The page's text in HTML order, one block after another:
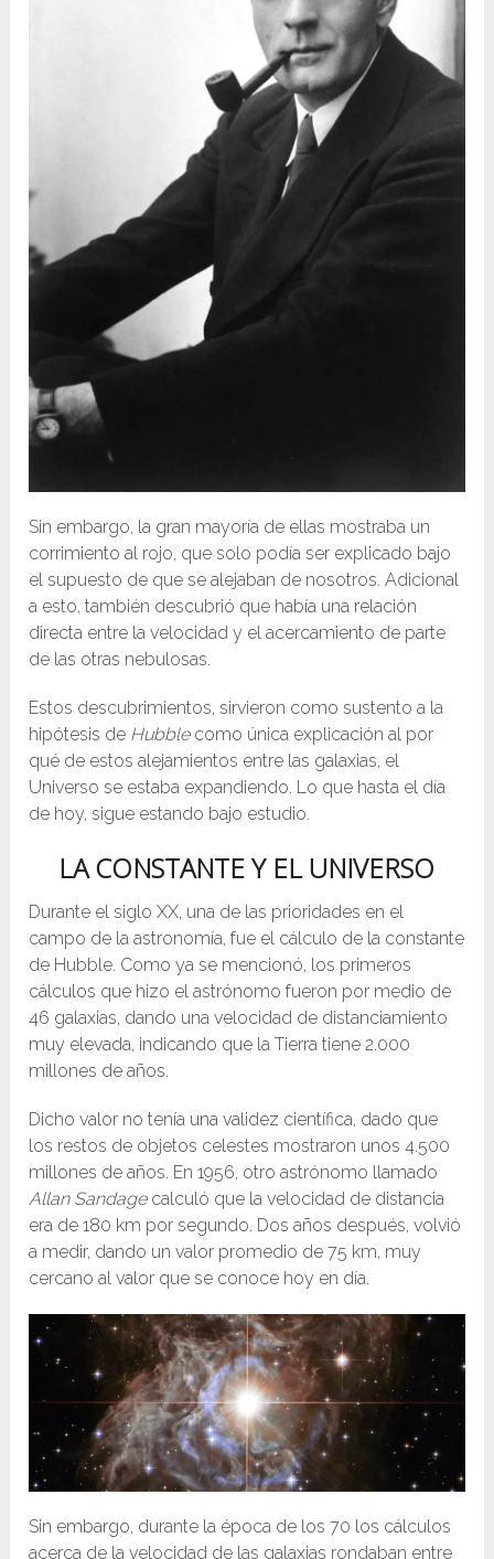
Sin embargo, la gran mayoría de ellas mostraba un
corrimiento al rojo, que solo podía ser explicado bajo
el supuesto de que se alejaban de nosotros. Adicional
a esto, también descubrió que había una relación
directa entre la velocidad y el acercamiento de parte
de las otras nebulosas.
Estos descubrimientos, sirvieron como sustento a la
hipótesis de Hubblecomo única explicación al por
qué de estos alejamientos entre las galaxias, el
Universo se estaba expandiendo. Lo que hasta el día
de hoy, sigue estando bajo estudio.
LA CONSTANTE Y EL UNIVERSO
Durante el siglo XX, una de las prioridades en el
campo de la astronomía, fue el cálculo de la constante
de Hubble. Como ya se mencionó, los primeros
cálculos que hizo el astrónomo fueron por medio de
46 galaxias, dando una velocidad de distanciamiento
muy elevada, indicando que la Tierra tiene 2.000
millones de años.
Dicho valor no tenía una validez científica, dado que
los restos de objetos celestes mostraron unos 4.500
millones de años. En 1956, otro astrónomo llamado
Allan Sandagecalculó que la velocidad de distancia
era de 180 km por segundo. Dos años después, volvió
a medir, dando un valor promedio de 75 km, muy
cercano al valor que se conoce hoy en día.
Sin embargo, durante la época de los 70 los cálculos
acerca de la velocidad de las galaxias rondaban entre